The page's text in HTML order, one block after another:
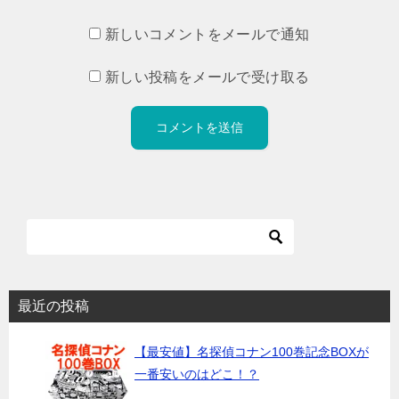
新しいコメントをメールで通知
新しい投稿をメールで受け取る
最近の投稿
【最安値】名探偵コナン100巻記念BOXが
一番安いのはどこ！？